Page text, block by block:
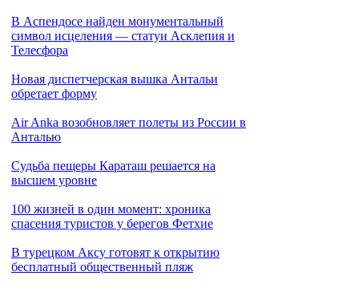
В Аспендосе найден монументальный
символ исцеления — статуи Асклепия и
Телесфора
Новая диспетчерская вышка Антальи
обретает форму
Air Anka возобновляет полеты из России в
Анталью
Cудьба пещеры Караташ решается на
высшем уровне
100 жизней в один момент: хроника
спасения туристов у берегов Фетхие
В турецком Аксу готовят к открытию
бесплатный общественный пляж